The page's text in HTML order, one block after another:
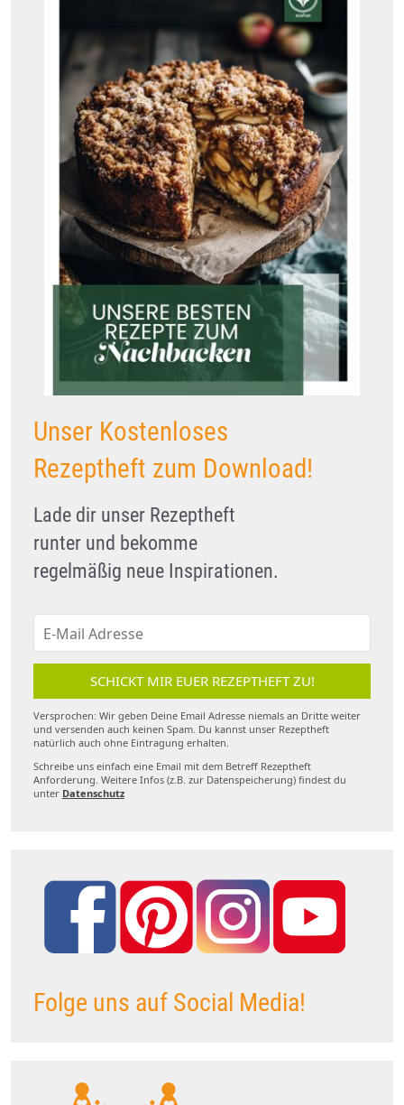
Unser Kostenloses
Rezeptheft zum Download!
Lade dir unser Rezeptheft
runter und bekomme
regelmäßig neue Inspirationen.
SCHICKT MIR EUER REZEPTHEFT ZU!
Versprochen: Wir geben Deine Email Adresse niemals an Dritte weiter
und versenden auch keinen Spam. Du kannst unser Rezeptheft
natürlich auch ohne Eintragung erhalten.
Schreibe uns einfach eine Email mit dem Betreff Rezeptheft
Anforderung. Weitere Infos (z.B. zur Datenspeicherung) findest du
unter Datenschutz
Folge uns auf Social Media!